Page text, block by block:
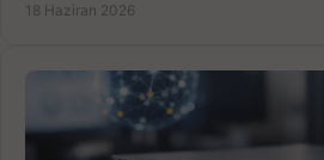
18 Haziran 2026